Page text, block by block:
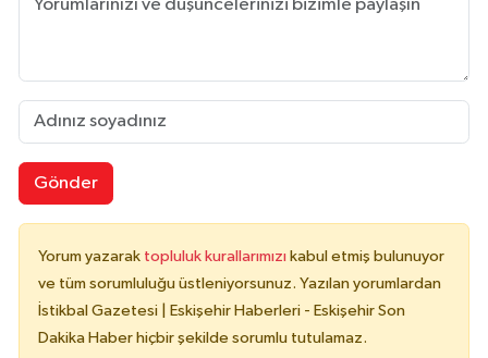
Gönder
Yorum yazarak topluluk kurallarımızı kabul etmiş bulunuyor
ve tüm sorumluluğu üstleniyorsunuz. Yazılan yorumlardan
İstikbal Gazetesi | Eskişehir Haberleri - Eskişehir Son
Dakika Haber hiçbir şekilde sorumlu tutulamaz.